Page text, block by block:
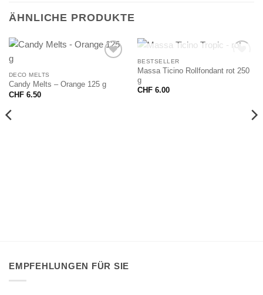
ÄHNLICHE PRODUKTE
DECO MELTS
Candy Melts – Orange 125 g
CHF6.50
NICHT VORRÄTIG
BESTSELLER
Massa Ticino Rollfondant rot 250
g
CHF6.00
EMPFEHLUNGEN FÜR SIE